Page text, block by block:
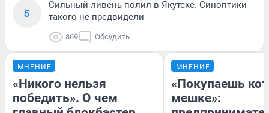
5
Сильный ливень полил в Якутске. Синоптики
такого не предвидели
869 Обсудить
МНЕНИЕ
«Никого нельзя
победить». О чем
МНЕНИЕ
«Покупаешь
мешке»: